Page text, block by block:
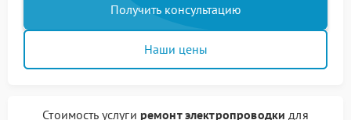
Получить консультацию
Наши цены
Стоимость услуги ремонт электропроводки для